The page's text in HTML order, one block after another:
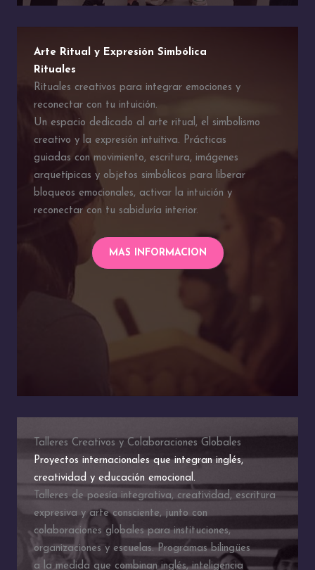
Arte Ritual y Expresión Simbólica
Rituales
Rituales creativos para integrar emociones y
reconectar con tu intuición.
Un espacio dedicado al arte ritual, el simbolismo
creativo y la expresión intuitiva. Prácticas
guiadas con movimiento, escritura, imágenes
arquetípicas y objetos simbólicos para liberar
bloqueos emocionales, activar la intuición y
reconectar con tu sabiduría interior.
MAS INFORMACION
Talleres Creativos y Colaboraciones Globales
Proyectos internacionales que integran inglés,
creatividad y educación emocional.
Talleres de poesía integrativa, creatividad, escritura
expresiva y arte consciente, junto con
colaboraciones globales para instituciones,
organizaciones y escuelas. Programas bilingües
a la medida que combinan inglés, inteligencia